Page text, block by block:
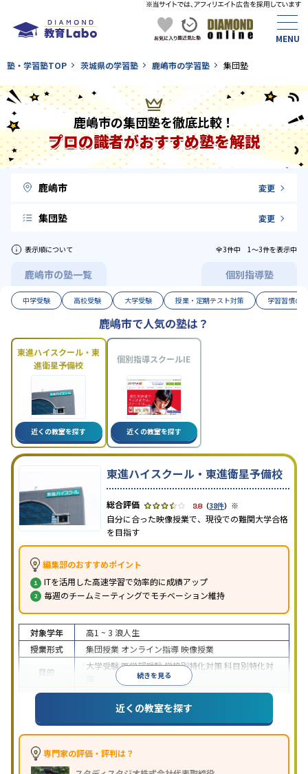
塾・学習塾TOP 茨城県の学習塾 鹿嶋市の学習塾 集団塾
鹿嶋市の集団塾を徹底比較！
プロの識者がおすすめ塾を解説
鹿嶋市 変更
集団塾 変更
表示順について 全3件中 1〜3件を表示中
鹿嶋市の塾一覧 個別指導塾
中学受験 高校受験 大学受験 授業・定期テスト対策 学習習慣の
鹿嶋市で人気の塾は？
東進ハイスクール・東
進衛星予備校
近くの教室を探す
個別指導スクールIE
近くの教室を探す
東進ハイスクール・東進衛星予備校
3.8（38件） ※
自分に合った映像授業で、現役での難関大学合格
を目指す
編集部のおすすめポイント
ITを活用した高速学習で効率的に成績アップ
毎週のチームミーティングでモチベーション維持
続きを見る
対象学年 高1 ~ 3 浪人生
授業形式
集団授業 オンライン指導映像授業
目的
大学受験医学部受験学校別特化対策科目別特化対
特待生・奨学金制度あり授業の振替可能学習に
PC・タブレットを利用1科目から受講可能
習のみの受講可
※2024年6月調査。大学受験塾・予備校のアンケート調査方法を参照
近くの教室を探す
専門家の評価・評判は？